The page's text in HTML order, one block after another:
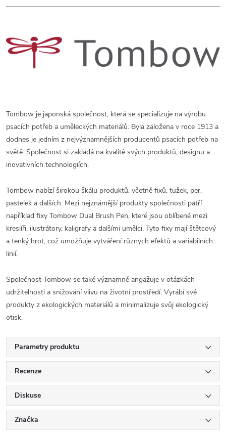
Tombow je japonská společnost, která se specializuje na výrobu
psacích potřeb a uměleckých materiálů. Byla založena v roce 1913 a
dodnes je jedním z nejvýznamnějších producentů psacích potřeb na
světě. Společnost si zakládá na kvalitě svých produktů, designu a
inovativních technologiích.
Tombow nabízí širokou škálu produktů, včetně fixů, tužek, per,
pastelek a dalších. Mezi nejznámější produkty společnosti patří
například fixy Tombow Dual Brush Pen, které jsou oblíbené mezi
kreslíři, ilustrátory, kaligrafy a dalšími umělci. Tyto fixy mají štětcový
a tenký hrot, což umožňuje vytváření různých efektů a variabilních
linií.
Společnost Tombow se také významně angažuje v otázkách
udržitelnosti a snižování vlivu na životní prostředí. Vyrábí své
produkty z ekologických materiálů a minimalizuje svůj ekologický
otisk.
Parametry produktu
Recenze
Diskuse
Značka